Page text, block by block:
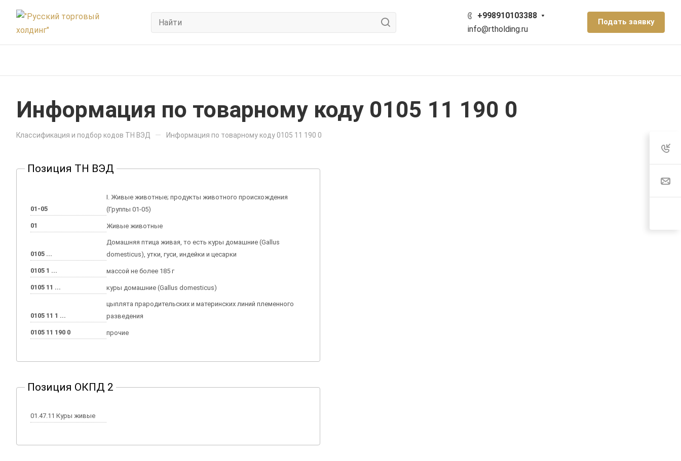
+998910103388
info@rtholding.ru
Подать заявку
Информация по товарному коду 0105 11 190 0
Классификация и подбор кодов ТН ВЭД — Информация по товарному коду 0105 11 190 0
Позиция ТН ВЭД
01-05
I. Живые животные; продукты животного происхождения
(Группы 01-05)
01 Живые животные
0105 ...
Домашняя птица живая, то есть куры домашние (Gallus
domesticus), утки, гуси, индейки и цесарки
0105 1 ... массой не более 185 г
0105 11 ... куры домашние (Gallus domesticus)
0105 11 1 ...
цыплята прародительских и материнских линий племенного
разведения
0105 11 190 0 прочие
Позиция ОКПД 2
01.47.11 Куры живые